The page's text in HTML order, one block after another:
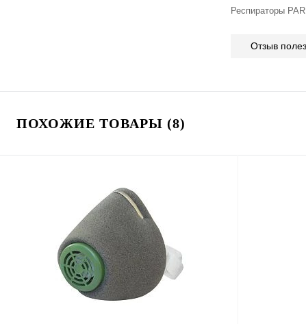
Респираторы
Отзыв
ПОХОЖИЕ ТОВАРЫ (8)